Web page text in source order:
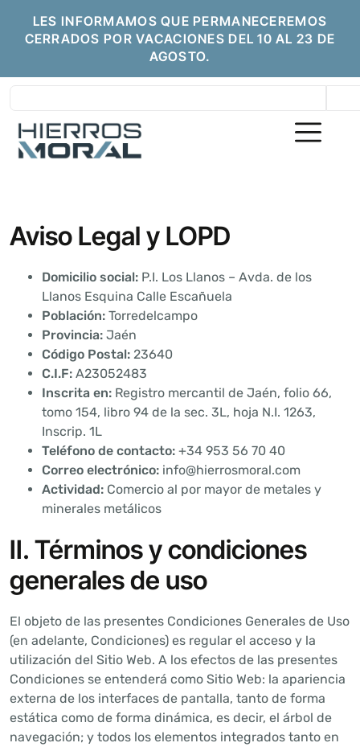
LES INFORMAMOS QUE PERMANECEREMOS
CERRADOS POR VACACIONES DEL 10 AL 23 DE
AGOSTO.
Aviso Legal y LOPD
Domicilio social: P.I. Los Llanos – Avda. de los
Llanos Esquina Calle Escañuela
Población: Torredelcampo
Provincia: Jaén
Código Postal: 23640
C.I.F: A23052483
Inscrita en: Registro mercantil de Jaén, folio 66,
tomo 154, libro 94 de la sec. 3L, hoja N.I. 1263,
Inscrip. 1L
Teléfono de contacto: +34 953 56 70 40
Correo electrónico: info@hierrosmoral.com
Actividad: Comercio al por mayor de metales y
minerales metálicos
II. Términos y condiciones
generales de uso
El objeto de las presentes Condiciones Generales de Uso
(en adelante, Condiciones) es regular el acceso y la
utilización del Sitio Web. A los efectos de las presentes
Condiciones se entenderá como Sitio Web: la apariencia
externa de los interfaces de pantalla, tanto de forma
estática como de forma dinámica, es decir, el árbol de
navegación; y todos los elementos integrados tanto en